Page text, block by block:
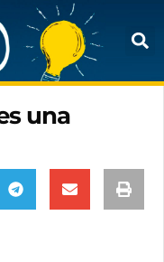
una